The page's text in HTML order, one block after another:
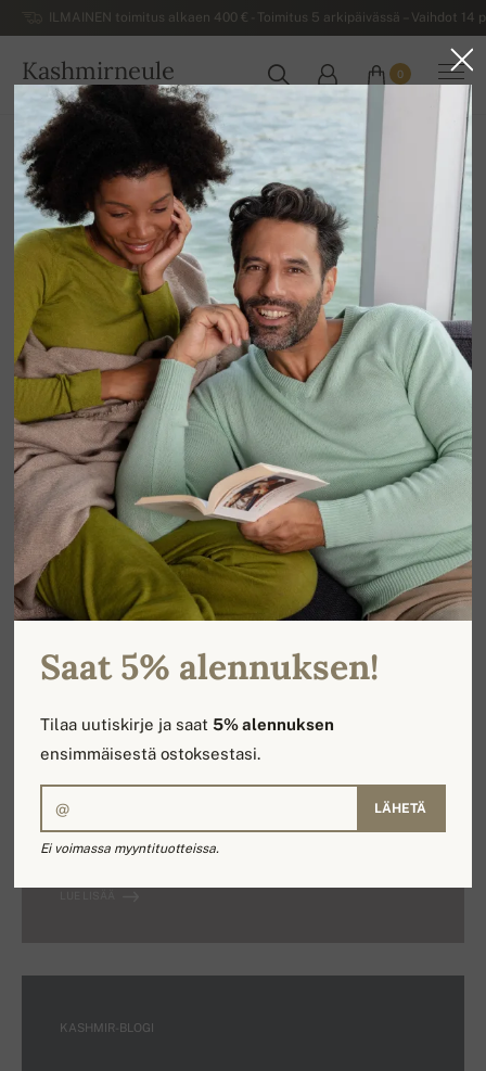
ILMAINEN toimitus alkaen 400 € - Toimitus 5 arkipäivässä – Vaihdot
Kashmirneule
SUOMI
0
Blogi
KASHMIR-BLOGI
Kashmir - miksi juuri tämä nimi?
LUE LISÄÄ
KASHMIR-BLOGI
Kaikenkokoiset kashmir-neuleet:
XS - XXXL.
KASHMIR-BLOGI
Kashmirvilla – perustiedot.
KASHMIR-BLOGI
Saat 5% alennuksen!
Tilaa uutiskirje ja saat5% alennuksen
ensimmäisestä ostoksestasi.
LÄHETÄ
Ei voimassa myyntituotteissa.